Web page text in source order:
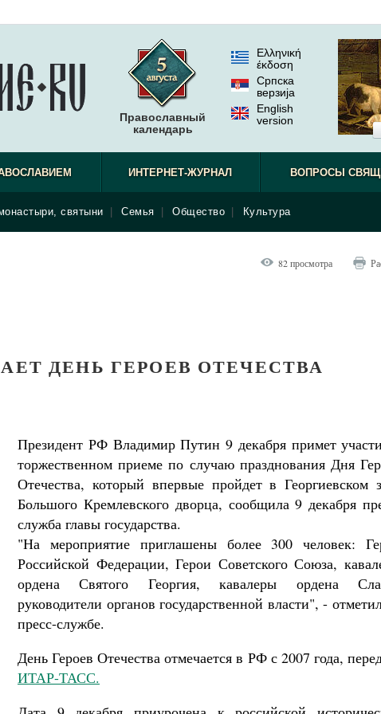
Православный
календарь
Ελληνική
έκδοση
Српска
верзиjа
English
version
ИНТЕРНЕТ-ЖУРНАЛ ВОПРОСЫ
святыни Семья Общество Культура
82 просмотра
ДЕНЬ ГЕРОЕВ ОТЕЧЕСТВА
Президент РФ Владимир Путин 9 декабря примет
торжественном приеме по случаю празднования Дня
Отечества, который впервые пройдет в Георгиевском
Большого Кремлевского дворца, сообщила 9 декабря
служба главы государства.
"На мероприятие приглашены более 300 человек:
Российской Федерации, Герои Советского Союза,
ордена Святого Георгия, кавалеры ордена
руководители органов государственной власти", -
пресс-службе.
День Героев Отечества отмечается в РФ с 2007 года,
ИТАР-ТАСС.